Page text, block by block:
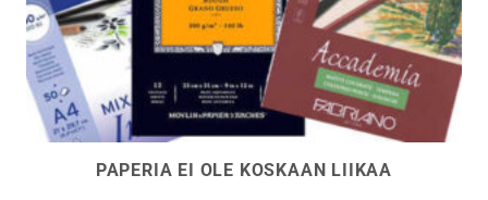
PAPERIA EI OLE KOSKAAN LIIKAA